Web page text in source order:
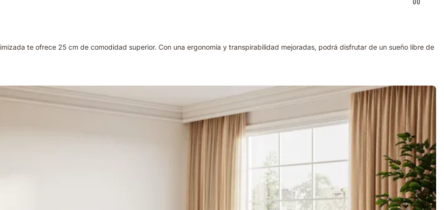
te ofrece 25 cm de comodidad superior. Con una ergonomía y transpirabilidad mejoradas, podrá disfrutar de un sueño libre de